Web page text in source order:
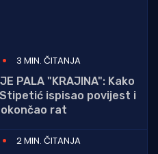
3 MIN. ČITANJA
PALA "KRAJINA": Kako
ispisao povijest i
rat
2 MIN. ČITANJA